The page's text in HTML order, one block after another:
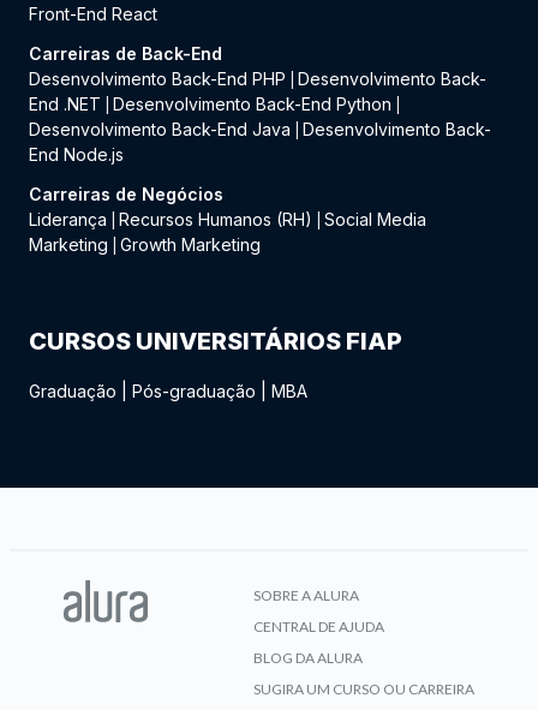
Front-End React
Carreiras de Back-End
Desenvolvimento Back-End PHP
Desenvolvimento Back-
End .NET
Desenvolvimento Back-End Python
Desenvolvimento Back-End Java
Desenvolvimento Back-
End Node.js
Carreiras de Negócios
Liderança
Recursos Humanos (RH)
Social Media
Marketing
Growth Marketing
CURSOS UNIVERSITÁRIOS FIAP
Graduação Pós-graduação MBA
SOBRE A ALURA
CENTRAL DE AJUDA
BLOG DA ALURA
SUGIRA UM CURSO OU CARREIRA